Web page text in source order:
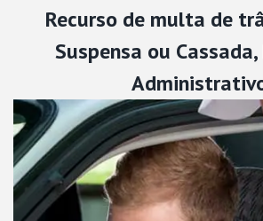
Recurso de multa de
Suspensa ou